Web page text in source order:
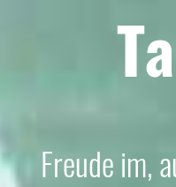
Freude im,